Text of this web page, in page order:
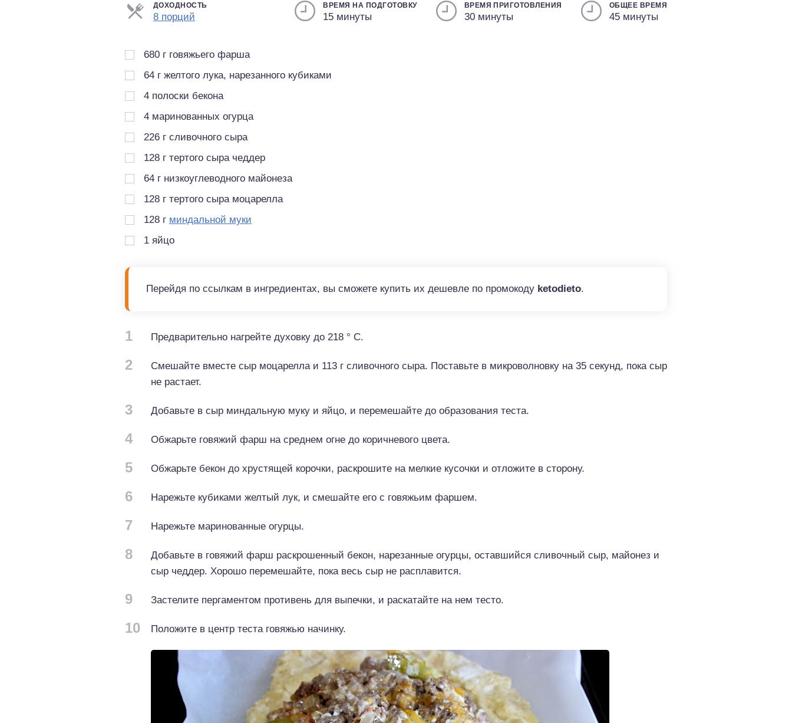
ДОХОДНОСТЬ
8 порций
ВРЕМЯ НА ПОДГОТОВКУ
15 минуты
ВРЕМЯ ПРИГОТОВЛЕНИЯ
30 минуты
ОБЩЕЕ ВРЕМЯ
45 минуты
680 г говяжьего фарша
64 г желтого лука, нарезанного кубиками
4 полоски бекона
4 маринованных огурца
226 г сливочного сыра
128 г тертого сыра чеддер
64 г низкоуглеводного майонеза
128 г тертого сыра моцарелла
128 г миндальной муки
1 яйцо
Перейдя по ссылкам в ингредиентах, вы сможете купить их дешевле по промокоду ketodieto.
1 Предварительно нагрейте духовку до 218 ° C.
2
Смешайте вместе сыр моцарелла и 113 г сливочного сыра. Поставьте в микроволновку на 35 секунд, пока сыр
не растает.
3 Добавьте в сыр миндальную муку и яйцо, и перемешайте до образования теста.
4 Обжарьте говяжий фарш на среднем огне до коричневого цвета.
5 Обжарьте бекон до хрустящей корочки, раскрошите на мелкие кусочки и отложите в сторону.
6 Нарежьте кубиками желтый лук, и смешайте его с говяжьим фаршем.
7 Нарежьте маринованные огурцы.
8
Добавьте в говяжий фарш раскрошенный бекон, нарезанные огурцы, оставшийся сливочный сыр, майонез и
сыр чеддер. Хорошо перемешайте, пока весь сыр не расплавится.
9 Застелите пергаментом противень для выпечки, и раскатайте на нем тесто.
10 Положите в центр теста говяжью начинку.